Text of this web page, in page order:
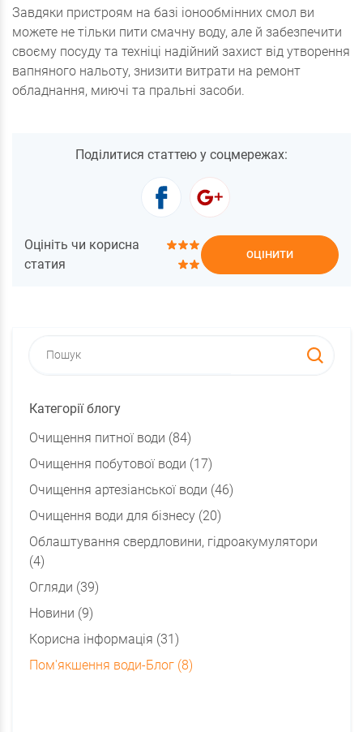
Категорії блогу
Очищення питної води (84)
Очищення побутової води (17)
Очищення артезіанської води (46)
Очищення води для бізнесу (20)
Облаштування свердловини, гідроакумулятори
(4)
Огляди (39)
Новини (9)
Корисна інформація (31)
Пом'якшення води-Блог (8)
Завдяки пристроям на базі іонообмінних смол ви
можете не тільки пити смачну воду, але й забезпечити
своєму посуду та техніці надійний захист від утворення
вапняного нальоту, знизити витрати на ремонт
обладнання, миючі та пральні засоби.
Поділитися статтею у соцмережах:
Оцініть чи корисна
статия
ОЦІНИТИ